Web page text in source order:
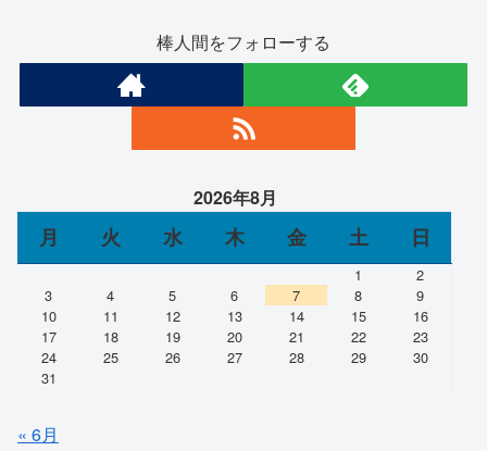
棒人間をフォローする
2026年8月
月 火 水 木 金 土 日
1
2
3
4 5 6 7 8
9
10
11 12 13 14 15
16
17
18 19 20 21 22
23
24
25 26 27 28 29
30
31
« 6月